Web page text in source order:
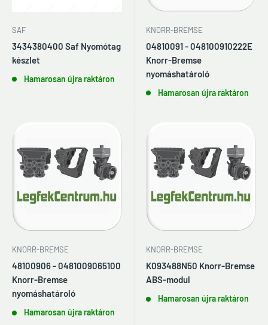
SAF
3434380400 Saf Nyomótag
készlet
Hamarosan újra raktáron
KNORR-BREMSE
04810091 - 048100910222E
Knorr-Bremse
nyomáshatároló
Hamarosan újra raktáron
KNORR-BREMSE
48100906 - 0481009065100
Knorr-Bremse
nyomáshatároló
Hamarosan újra raktáron
KNORR-BREMSE
K093488N50 Knorr-Bremse
ABS-modul
Hamarosan újra raktáron